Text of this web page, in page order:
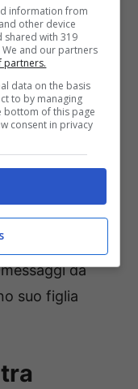
di
sicuramente
ci fu il
scrisse:
da
suo figlia
information from
other device
shared with 319
and our partners
partners.
data on the basis
to by managing
bottom of this page
consent in privacy